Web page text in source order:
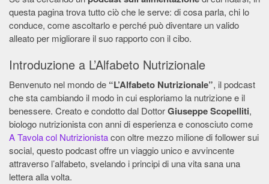
questa pagina trova tutto ciò che le serve: di cosa parla, chi lo
conduce, come ascoltarlo e perché può diventare un valido
alleato per migliorare il suo rapporto con il cibo.
Introduzione a L’Alfabeto Nutrizionale
Benvenuto nel mondo de “L’Alfabeto Nutrizionale”, il podcast
che sta cambiando il modo in cui esploriamo la nutrizione e il
benessere. Creato e condotto dal DottorGiuseppe Scopelliti,
biologo nutrizionista con anni di esperienza e conosciuto come
A Tavola col Nutrizionistacon oltre mezzo milione di follower sui
social, questo podcast offre un viaggio unico e avvincente
attraverso l’alfabeto, svelando i principi di una vita sana una
lettera alla volta.